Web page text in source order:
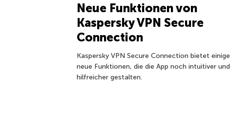
Neue Funktionen von
Kaspersky VPN Secure
Connection
Kaspersky VPN Secure Connection bietet einige
neue Funktionen, die die App noch intuitiver und
hilfreicher gestalten.